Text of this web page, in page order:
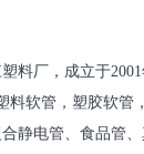
料厂，成立于
料软管，塑胶软管
静电管、食品管